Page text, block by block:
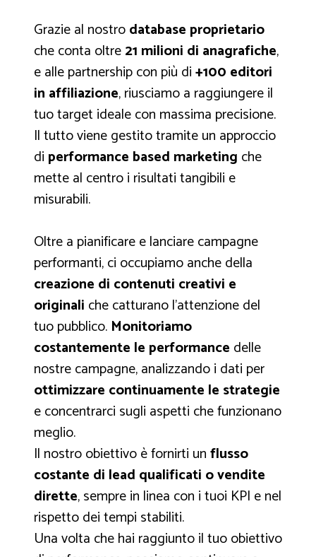
Grazie al nostrodatabase proprietario
che conta oltre21 milioni di anagrafiche,
e alle partnership con più di+100 editori
in affiliazione, riusciamo a raggiungere il
tuo target ideale con massima precisione.
Il tutto viene gestito tramite un approccio
di performance based marketing che
mette al centro i risultati tangibili e
misurabili.
Oltre a pianificare e lanciare campagne
performanti, ci occupiamo anche della
creazione di contenuti creativi e
originali che catturano l'attenzione del
tuo pubblico. Monitoriamo
costantemente le performance delle
nostre campagne, analizzando i dati per
ottimizzare continuamente le strategie
e concentrarci sugli aspetti che funzionano
meglio.
Il nostro obiettivo è fornirti unflusso
costante di lead qualificati o vendite
dirette, sempre in linea con i tuoi KPI e nel
rispetto dei tempi stabiliti.
Una volta che hai raggiunto il tuo obiettivo